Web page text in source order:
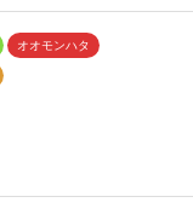
オオモンハタ